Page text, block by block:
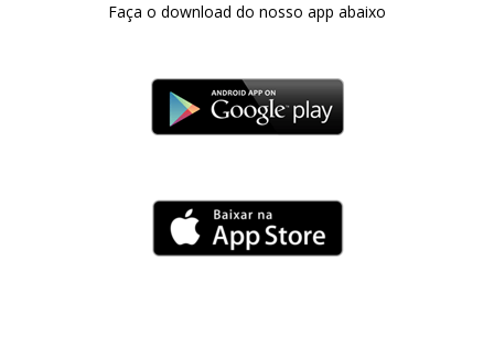
Faça o download do nosso app abaixo